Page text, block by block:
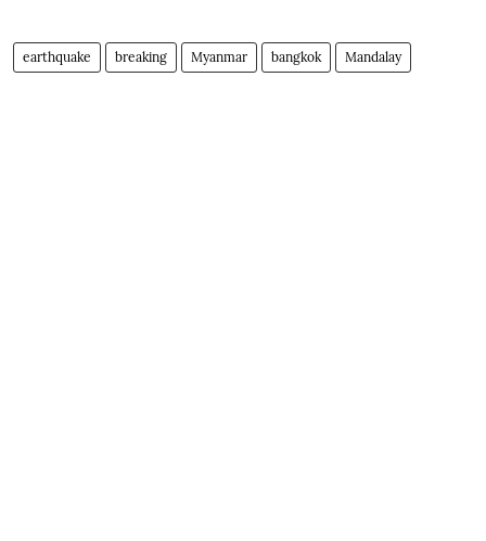
earthquake breaking Myanmar bangkok Mandalay